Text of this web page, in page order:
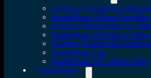
Fotodiox WonderPana
WonderPana 145mm Rundfilter
Fotodiox WonderPana XL
WonderPana 145 Step-Up Ring
Fotodiox WonderPana
WonderPana Cap
WonderPana XK 186mm Filter
Fotozubehör